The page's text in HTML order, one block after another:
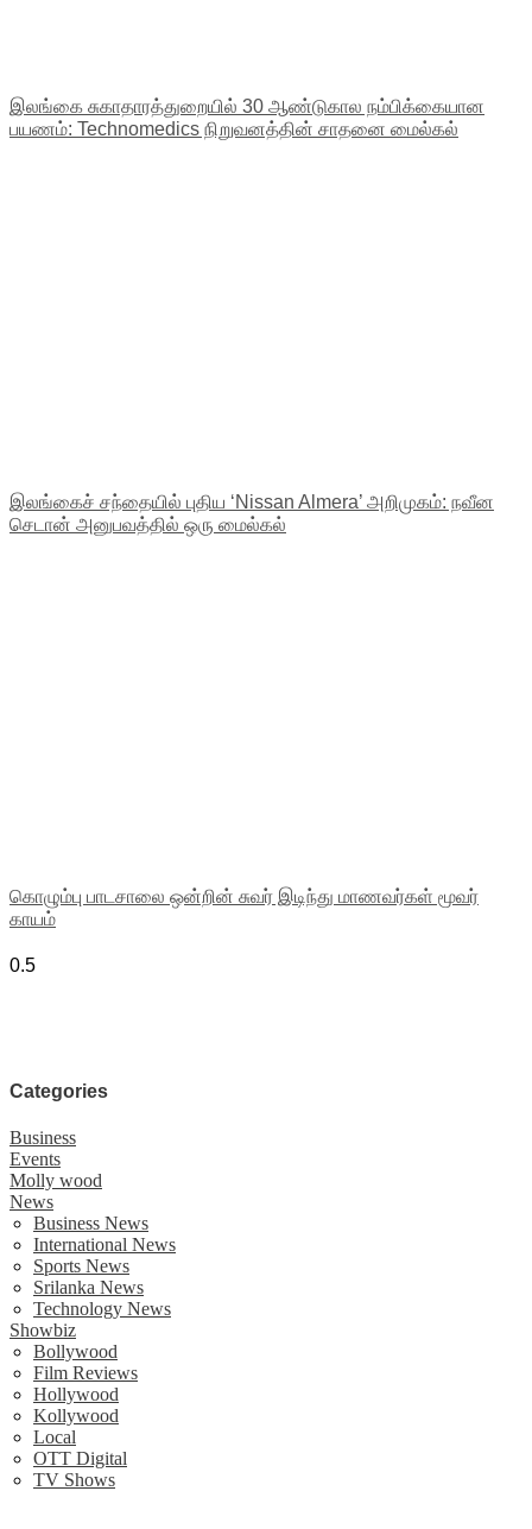
இலங்கை சுகாதாரத்துறையில் 30 ஆண்டுகால நம்பிக்கையான
பயணம்: Technomedics நிறுவனத்தின் சாதனை மைல்கல்
இலங்கைச் சந்தையில் புதிய ‘Nissan Almera’ அறிமுகம்: நவீன
செடான் அனுபவத்தில் ஒரு மைல்கல்
கொழும்பு பாடசாலை ஒன்றின் சுவர் இடிந்து மாணவர்கள் மூவர்
காயம்
Categories
Business
Events
Molly wood
News
Business News
International News
Sports News
Srilanka News
Technology News
Showbiz
Bollywood
Film Reviews
Hollywood
Kollywood
Local
OTT Digital
TV Shows